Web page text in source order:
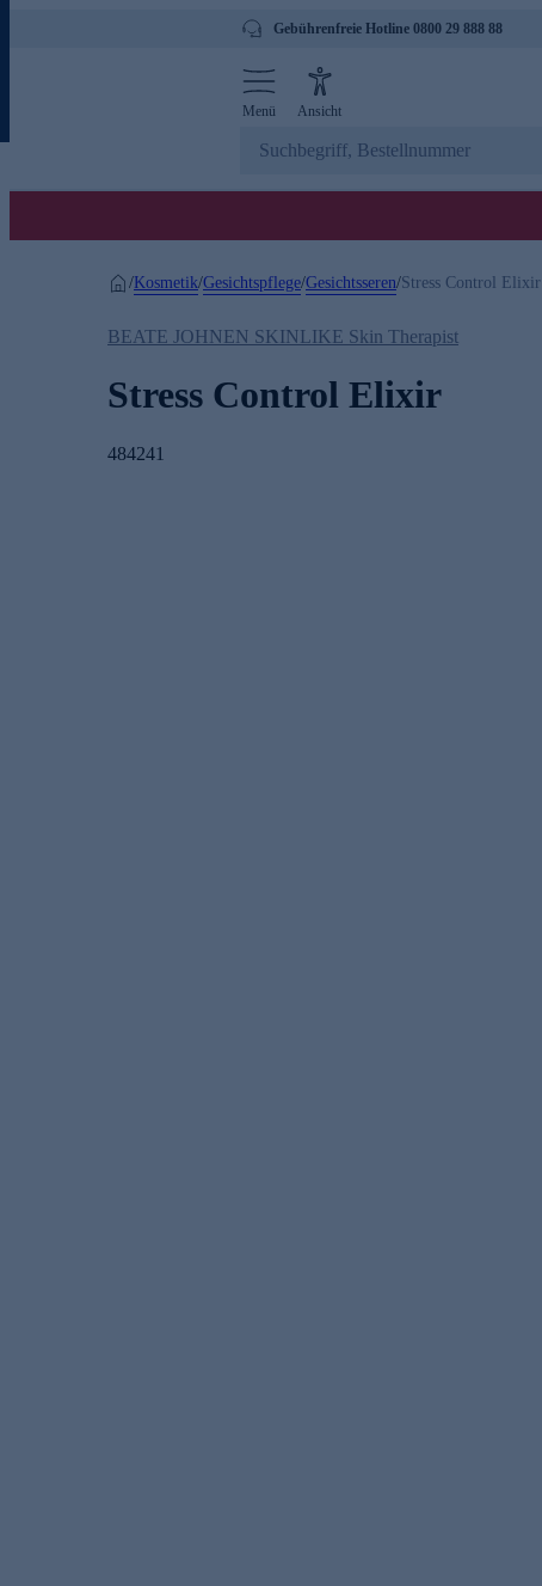
Gebührenfreie Hotline 0800 29 888 88
Menü Ansicht
/Kosmetik/Gesichtspflege/Gesichtsseren/Stress Control Elixir
BEATE JOHNEN SKINLIKE Skin Therapist
Stress Control Elixir
484241